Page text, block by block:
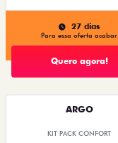
27 dias
Para essa oferta acabar
Quero agora!
ARGO
KIT PACK CONFORT